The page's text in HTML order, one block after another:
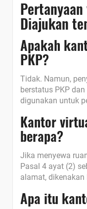
Diajukan
Apakah
PKP?
Tidak. Namun,
berstatus PKP
digunakan untuk
Kantor
berapa?
Jika menyewa
Pasal 4 ayat (2)
alamat, dikenakan
Apa itu